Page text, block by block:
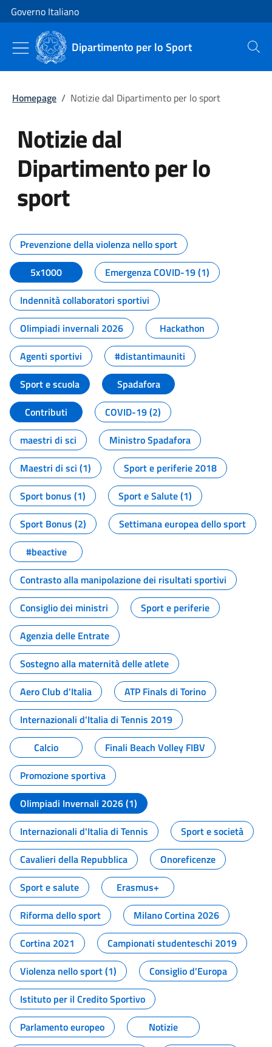
Vai al contenuto
Vai alla navigazione del sito
Governo Italiano
Dipartimento per lo Sport Cerca
Homepage / Notizie dal Dipartimento per lo sport
Notizie dal
Dipartimento per lo
sport
Tutti i contenuti della pagina
Prevenzione della violenza nello sport
5x1000
Emergenza COVID-19 (1)
Indennità collaboratori sportivi
Olimpiadi invernali 2026
Hackathon
Agenti sportivi
#distantimauniti
Sport e scuola
Spadafora
Contributi
COVID-19 (2)
maestri di sci
Ministro Spadafora
Maestri di sci (1)
Sport e periferie 2018
Sport bonus (1)
Sport e Salute (1)
Sport Bonus (2)
Settimana europea dello sport
#beactive
Contrasto alla manipolazione dei risultati sportivi
Consiglio dei ministri
Sport e periferie
Agenzia delle Entrate
Sostegno alla maternità delle atlete
Aero Club d'Italia
ATP Finals di Torino
Internazionali d'Italia di Tennis 2019
Calcio
Finali Beach Volley FIBV
Promozione sportiva
Olimpiadi Invernali 2026 (1)
Internazionali d'Italia di Tennis
Sport e società
Cavalieri della Repubblica
Onoreficenze
Sport e salute
Erasmus+
Riforma dello sport
Milano Cortina 2026
Cortina 2021
Campionati studenteschi 2019
Violenza nello sport (1)
Consiglio d'Europa
Istituto per il Credito Sportivo
Parlamento europeo
Notizie